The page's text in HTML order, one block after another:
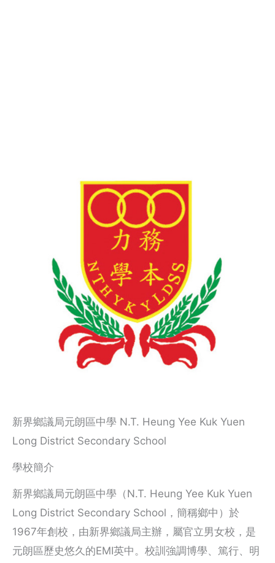
新界鄉議局元朗區中學 N.T. Heung Yee Kuk Yuen
Long District Secondary School
學校簡介
新界鄉議局元朗區中學（N.T. Heung Yee Kuk Yuen
Long District Secondary School，簡稱鄉中）於
1967年創校，由新界鄉議局主辦，屬官立男女校，是
元朗區歷史悠久的EMI英中。校訓強調博學、篤行、明